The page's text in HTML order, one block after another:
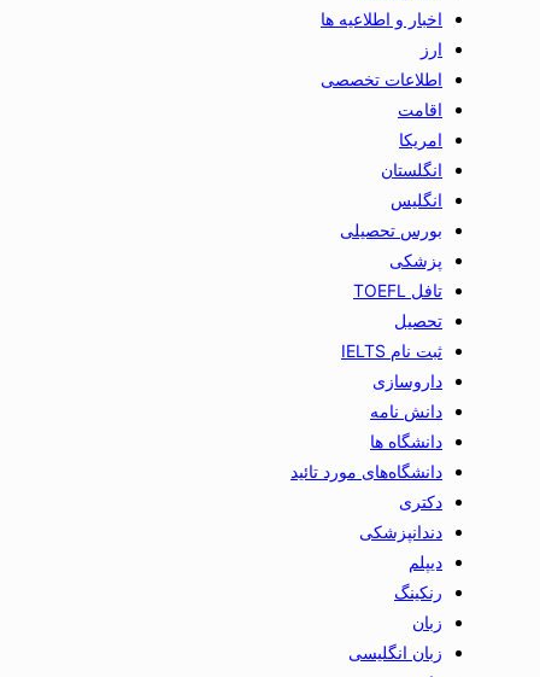
اخبار و اطلاعیه ها
ارز
اطلاعات تخصصی
اقامت
امریکا
انگلستان
انگلیس
بورس تحصیلی
پزشکی
تافل TOEFL
تحصیل
ثبت نام IELTS
داروسازی
دانش نامه
دانشگاه ها
دانشگاه‌های مورد تائید
دکتری
دندانپزشکی
دیپلم
رنکینگ
زبان
زبان انگلیسی